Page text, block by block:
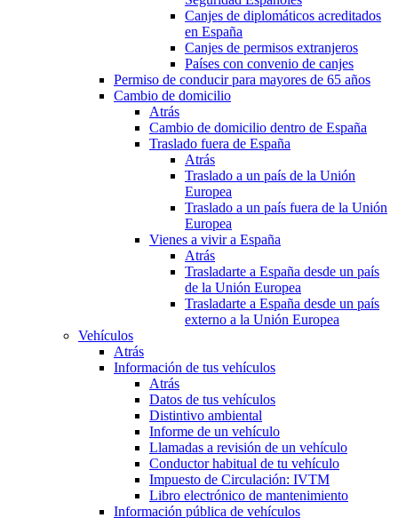
Canjes de diplomáticos acreditados
en España
Canjes de permisos extranjeros
Países con convenio de canjes
Permiso de conducir para mayores de 65 años
Cambio de domicilio
Atrás
Cambio de domicilio dentro de España
Traslado fuera de España
Atrás
Traslado a un país de la Unión
Europea
Traslado a un país fuera de la Unión
Europea
Vienes a vivir a España
Atrás
Trasladarte a España desde un país
de la Unión Europea
Trasladarte a España desde un país
externo a la Unión Europea
Vehículos
Atrás
Información de tus vehículos
Atrás
Datos de tus vehículos
Distintivo ambiental
Informe de un vehículo
Llamadas a revisión de un vehículo
Conductor habitual de tu vehículo
Impuesto de Circulación: IVTM
Libro electrónico de mantenimiento
Información pública de vehículos